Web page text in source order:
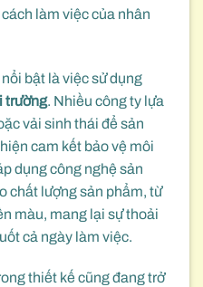
làm việc của nhân
bật là việc sử dụng
trường. Nhiều công ty lựa
vải sinh thái để sản
cam kết bảo vệ môi
dụng công nghệ sản
chất lượng sản phẩm, từ
màu, mang lại sự thoải
cả ngày làm việc.
thiết kế cũng đang trở